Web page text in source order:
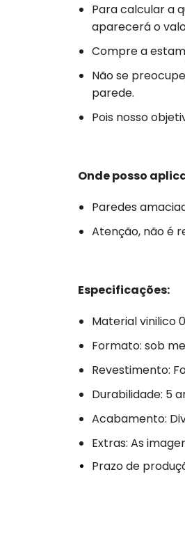
Para calcular a
aparecerá o
Compre a
Não se
parede.
Pois nosso
Onde posso
Paredes
Atenção, não é
Especificações:
Material vinilico
Formato: sob
Revestimento:
Durabilidade: 5
Acabamento:
Extras: As
Prazo de